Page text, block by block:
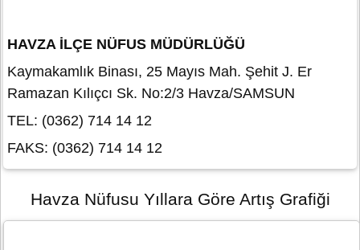
HAVZA İLÇE NÜFUS MÜDÜRLÜĞÜ
Kaymakamlık Binası, 25 Mayıs Mah. Şehit J. Er
Ramazan Kılıçcı Sk. No:2/3 Havza/SAMSUN
TEL: (0362) 714 14 12
FAKS: (0362) 714 14 12
Havza Nüfusu Yıllara Göre Artış Grafiği